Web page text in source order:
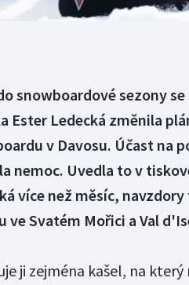
snowboardové sezony
Ester Ledecká změnila
v Davosu. Účast na
nemoc. Uvedla to v
více než měsíc,
ve Svatém Mořici a Val
ji zejména kašel, na